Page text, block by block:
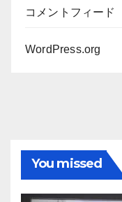
コメントフィード
WordPress.org
You missed